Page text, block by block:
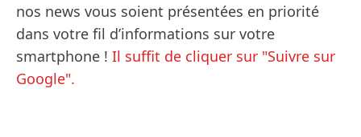
nos news vous soient présentées en priorité
dans votre fil d’informations sur votre
smartphone ! Il suffit de cliquer sur "Suivre sur
Google".